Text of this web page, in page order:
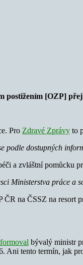
postižením [OZP]
Pro Zdravé Zprávy to
podle dostupných
a zvláštní
Ministerstva práce a
na ČSSZ na resort
bývalý ministr
Ani tento termín, jak